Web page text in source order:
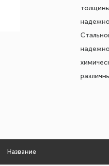
Название